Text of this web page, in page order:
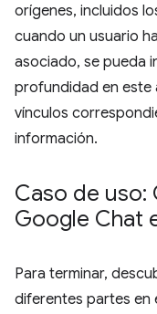
orígenes, incluidos
cuando un usuario
asociado, se pueda
profundidad en este
vínculos
información.
Caso de uso:
Google Chat
Para terminar,
diferentes partes en